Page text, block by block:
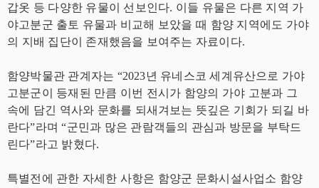
갑옷 등 다양한 유물이 선보인다. 이들 유물은 다른 지역 가
야고분군 출토 유물과 비교해 보았을 때 함양 지역에도 가야
의 지배 집단이 존재했음을 보여주는 자료이다.
함양박물관 관계자는 “2023년 유네스코 세계유산으로 가야
고분군이 등재된 만큼 이번 전시가 함양의 가야 고분과 그
속에 담긴 역사와 문화를 되새겨보는 뜻깊은 기회가 되길 바
란다”라며 “군민과 많은 관람객들의 관심과 방문을 부탁드
린다”라고 밝혔다.
특별전에 관한 자세한 사항은 함양군 문화시설사업소 함양